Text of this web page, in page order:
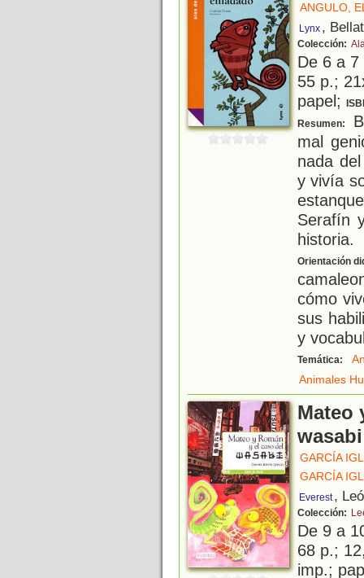
ANGULO,
Lynx ,
Colección:
De 6 a
55 p.;
papel;
Resumen:
mal
nada
y vivía
Serafín
historia.
Orientación
cómo
sus
y
Temática:
Animales
Mateo
wasabi
GARCÍA
GARCÍA
Everest ,
Colección:
De 9 a
68 p.;
imp.;